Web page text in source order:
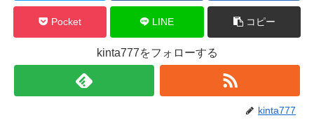
Pocket LINE コピー
kinta777をフォローする
kinta777